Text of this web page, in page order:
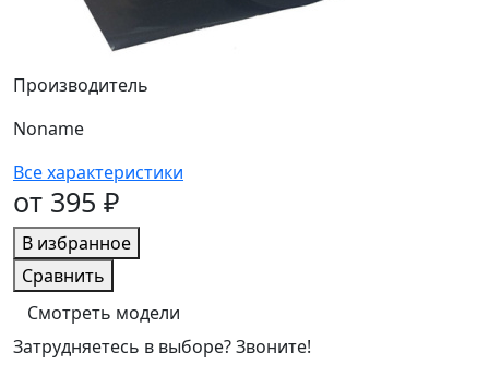
Производитель
Noname
Все характеристики
от 395 ₽
В избранное
Сравнить
Смотреть модели
Затрудняетесь в выборе? Звоните!